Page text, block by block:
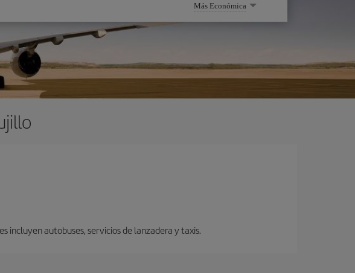
Más Económica
incluyen autobuses, servicios de lanzadera y taxis.